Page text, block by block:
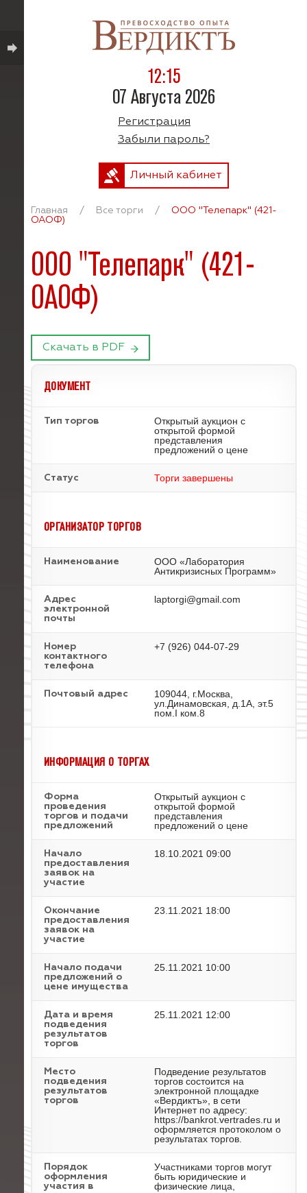
12:15
07 Августа 2026
Регистрация
Забыли пароль?
Личный кабинет
Главная / Все торги /
ООО "Телепарк" (421-
ОАОФ)
ООО "Телепарк" (421-
ОАОФ)
Скачать в PDF
ДОКУМЕНТ
Тип торгов
Открытый аукцион с
открытой формой
представления
предложений о цене
Статус Торги завершены
ОРГАНИЗАТОР ТОРГОВ
Наименование
ООО «Лаборатория
Антикризисных Программ»
Адрес
электронной
почты
laptorgi@gmail.com
Номер
контактного
телефона
+7 (926) 044-07-29
Почтовый адрес
109044, г.Москва,
ул.Динамовская, д.1А, эт.5
пом.I ком.8
ИНФОРМАЦИЯ О ТОРГАХ
Форма
проведения
торгов и подачи
предложений
Открытый аукцион с
открытой формой
представления
предложений о цене
Начало
предоставления
заявок на
участие
18.10.2021 09:00
Окончание
предоставления
заявок на
участие
23.11.2021 18:00
Начало подачи
предложений о
цене имущества
25.11.2021 10:00
Дата и время
подведения
результатов
торгов
25.11.2021 12:00
Место
подведения
результатов
торгов
Подведение результатов
торгов состоится на
электронной площадке
«Вердиктъ», в сети
Интернет по адресу:
https://bankrot.vertrades.ru и
оформляется протоколом о
результатах торгов.
Порядок
оформления
участия в
Участниками торгов могут
быть юридические и
физические лица,